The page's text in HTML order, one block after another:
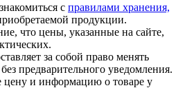
с правилами хранения,
продукции.
что цены, указанные на сайте,
за собой право менять
предварительного уведомления.
цену и информацию о товаре у